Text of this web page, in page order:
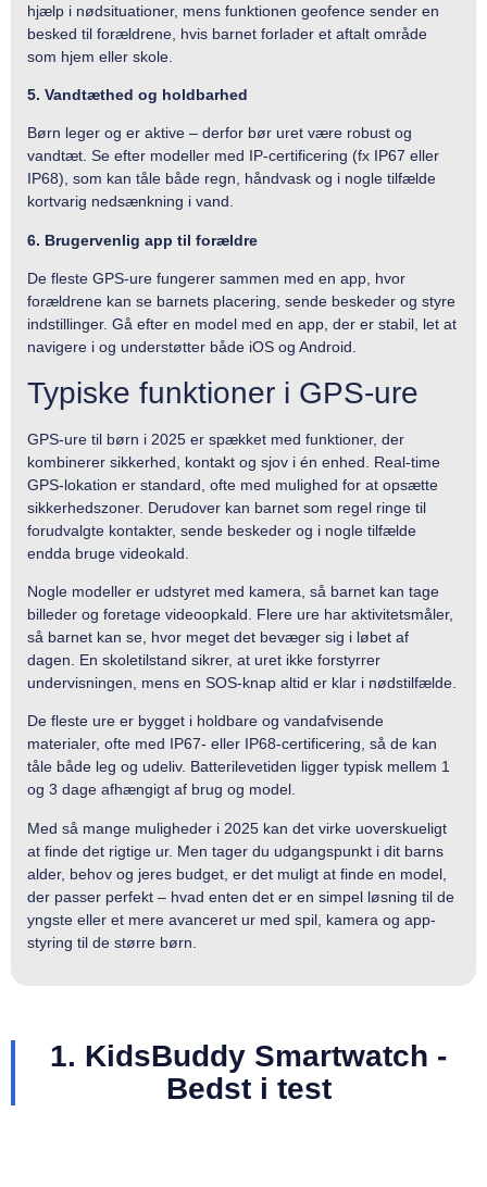
hjælp i nødsituationer, mens funktionen geofence sender en
besked til forældrene, hvis barnet forlader et aftalt område
som hjem eller skole.
5. Vandtæthed og holdbarhed
Børn leger og er aktive – derfor bør uret være robust og
vandtæt. Se efter modeller med IP-certificering (fx IP67 eller
IP68), som kan tåle både regn, håndvask og i nogle tilfælde
kortvarig nedsænkning i vand.
6. Brugervenlig app til forældre
De fleste GPS-ure fungerer sammen med en app, hvor
forældrene kan se barnets placering, sende beskeder og styre
indstillinger. Gå efter en model med en app, der er stabil, let at
navigere i og understøtter både iOS og Android.
Typiske funktioner i GPS-ure
GPS-ure til børn i 2025 er spækket med funktioner, der
kombinerer sikkerhed, kontakt og sjov i én enhed. Real-time
GPS-lokation er standard, ofte med mulighed for at opsætte
sikkerhedszoner. Derudover kan barnet som regel ringe til
forudvalgte kontakter, sende beskeder og i nogle tilfælde
endda bruge videokald.
Nogle modeller er udstyret med kamera, så barnet kan tage
billeder og foretage videoopkald. Flere ure har aktivitetsmåler,
så barnet kan se, hvor meget det bevæger sig i løbet af
dagen. En skoletilstand sikrer, at uret ikke forstyrrer
undervisningen, mens en SOS-knap altid er klar i nødstilfælde.
De fleste ure er bygget i holdbare og vandafvisende
materialer, ofte med IP67- eller IP68-certificering, så de kan
tåle både leg og udeliv. Batterilevetiden ligger typisk mellem 1
og 3 dage afhængigt af brug og model.
Med så mange muligheder i 2025 kan det virke uoverskueligt
at finde det rigtige ur. Men tager du udgangspunkt i dit barns
alder, behov og jeres budget, er det muligt at finde en model,
der passer perfekt – hvad enten det er en simpel løsning til de
yngste eller et mere avanceret ur med spil, kamera og app-
styring til de større børn.
1. KidsBuddy Smartwatch -
Bedst i test